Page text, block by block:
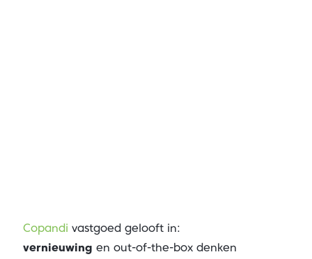
Copandi vastgoed gelooft in:
vernieuwing en out-of-the-box denken